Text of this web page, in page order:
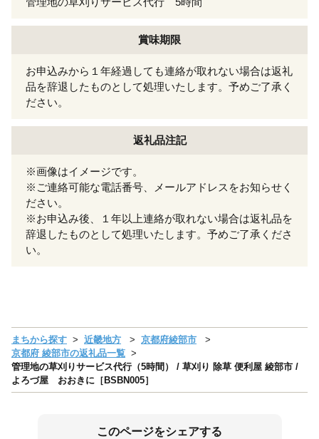
賞味期限
お申込みから１年経過しても連絡が取れない場合は返礼
品を辞退したものとして処理いたします。予めご了承く
ださい。
返礼品注記
※画像はイメージです。
※ご連絡可能な電話番号、メールアドレスをお知らせく
ださい。
※お申込み後、１年以上連絡が取れない場合は返礼品を
辞退したものとして処理いたします。予めご了承くださ
い。
まちから探す 近畿地方
京都府綾部市
京都府 綾部市の返礼品一覧
管理地の草刈りサービス代行（5時間） / 草刈り 除草 便利屋 綾部市 /
よろづ屋 おおきに［BSBN005］
このページをシェアする